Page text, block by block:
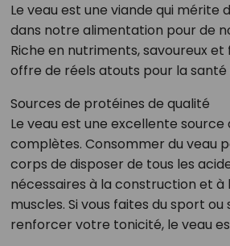
Le veau est une viande qui mérite
dans notre alimentation pour de
Riche en nutriments, savoureux et
offre de réels atouts pour la santé
Sources de protéines de qualité
Le veau est une excellente
complètes. Consommer du veau
corps de disposer de tous les
nécessaires à la construction et à
muscles. Si vous faites du sport ou
renforcer votre tonicité, le veau